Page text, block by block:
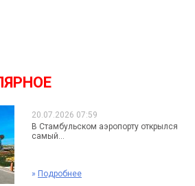
20.07.2026 07:59
В Стамбульском аэропорту открылся
самый...
» Подробнее